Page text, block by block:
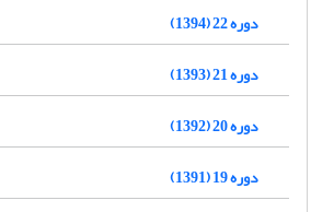
دوره 22 (1394)
دوره 21 (1393)
دوره 20 (1392)
دوره 19 (1391)